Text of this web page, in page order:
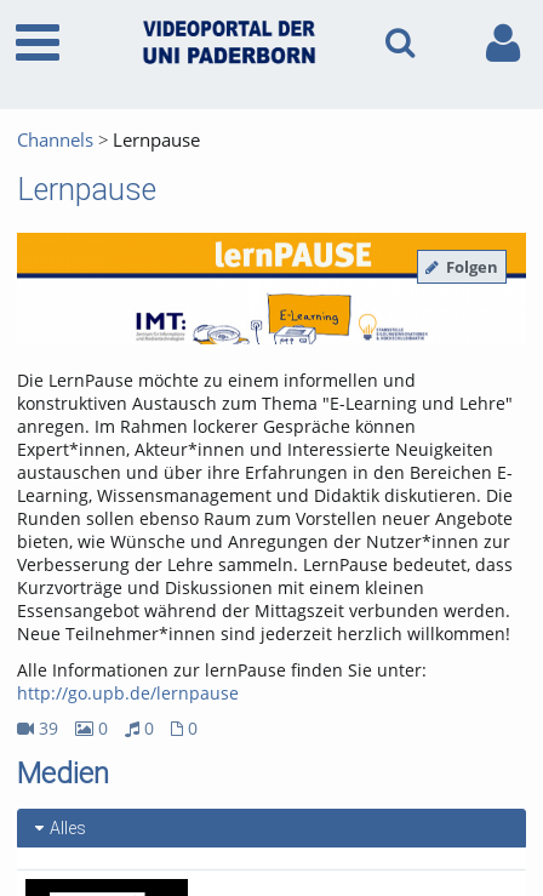
Channels Lernpause
Lernpause
Folgen
Die LernPause möchte zu einem informellen und
konstruktiven Austausch zum Thema "E-Learning und Lehre"
anregen. Im Rahmen lockerer Gespräche können
Expert*innen, Akteur*innen und Interessierte Neuigkeiten
austauschen und über ihre Erfahrungen in den Bereichen E-
Learning, Wissensmanagement und Didaktik diskutieren. Die
Runden sollen ebenso Raum zum Vorstellen neuer Angebote
bieten, wie Wünsche und Anregungen der Nutzer*innen zur
Verbesserung der Lehre sammeln. LernPause bedeutet, dass
Kurzvorträge und Diskussionen mit einem kleinen
Essensangebot während der Mittagszeit verbunden werden.
Neue Teilnehmer*innen sind jederzeit herzlich willkommen!
Alle Informationen zur lernPause finden Sie unter:
http://go.upb.de/lernpause
39
0
0
0
Medien
Alles